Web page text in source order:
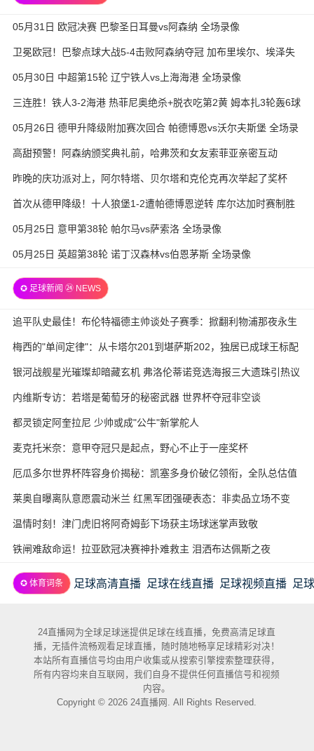
05月31日 欧冠决赛 巴黎圣日耳曼vs阿森纳 全场录像
卫冕欧冠！巴黎点球大战5-4击败阿森纳夺冠 加布里埃尔、埃泽失
05月30日 中超第15轮 辽宁铁人vs上海海港 全场录像
三连胜！铁人3-2海港 热菲尼奥绝杀+脱衣吃第2黄 姆本扎3轮轰6球
05月26日 德甲升降级附加赛次回合 帕德博恩vs沃尔夫斯堡 全场录
像
高甜预警！阿森纳颁奖典礼前，哈弗茨和女友索菲亚亲密互动
昨晚的庆功派对上，阿尔特塔、贝尔塔和克伦克再次举起了奖杯
首次从德甲降级！十人狼堡1-2遭帕德博恩逆转 库尔达加时赛制胜
05月25日 意甲第38轮 帕尔马vs萨索洛 全场录像
05月25日 英超第38轮 诺丁汉森林vs伯恩茅斯 全场录像
✪ 足球新闻 ㉔ NEWS
追平队史最佳！布伦特福德主帅谈处子赛季：掀翻利物浦那夜永生
难忘
梅西的"单间定律"：从卡塔尔201到堪萨斯202，独居已成球王标配
银河战舰星光璀璨却暗藏玄机 弗洛伦蒂诺竞选海报三大遗珠引热议
内维斯专访：若塔是葡萄牙的秘密武器 世界杯夺冠非空谈
都灵锁定阿奎拉尼 少帅或成"公牛"新掌舵人
麦克托米奈：意甲夺冠只是起点，野心不止于一座奖杯
厄瓜多尔世界杯阵容身价揭秘：凯塞多身价破亿领衔，全队总估值
近3.7亿欧
莱奥自曝离队意愿震动米兰 红黑军团强硬表态：非卖品立场不变
温情时刻！津门虎旧将阿奇姆彭下场获主场球迷掌声致敬
铁闸难敌命运！拉亚欧冠决赛神扑难救主 泪洒布达佩斯之夜
✪ 体育词条 足球高清直播 足球在线直播 足球视频直播 足
24直播网为全球足球迷提供足球在线直播，免费高清足球直
播，无插件流畅观看足球直播，随时随地畅享足球精彩对决！
本站所有直播信号均由用户收集或从搜索引擎搜索整理获得，
所有内容均来自互联网，我们自身不提供任何直播信号和视频
内容。
Copyright © 2026 24直播网. All Rights Reserved.